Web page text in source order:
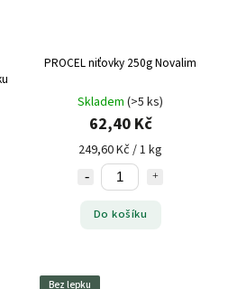
PROCEL niťovky 250g Novalim
Skladem (>5 ks)
62,40 Kč
249,60 Kč / 1 kg
Do košíku
Bez lepku